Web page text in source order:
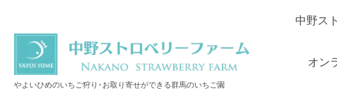
やよいひめのいちご狩り･お取り寄せができる群馬のいちご園
中野ス
オン